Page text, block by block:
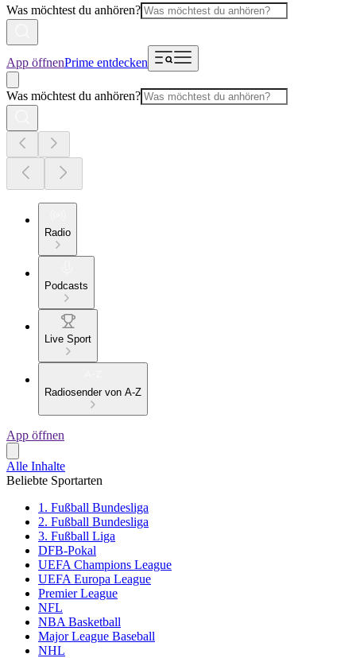
Was möchtest du anhören?
App öffnenPrime entdecken
Was möchtest du anhören?
Radio
Podcasts
Live Sport
Radiosender von A-Z
App öffnen
Alle Inhalte
Beliebte Sportarten
1. Fußball Bundesliga
2. Fußball Bundesliga
3. Fußball Liga
DFB-Pokal
UEFA Champions League
UEFA Europa League
Premier League
NFL
NBA Basketball
Major League Baseball
NHL